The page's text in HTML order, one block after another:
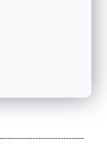
produkt